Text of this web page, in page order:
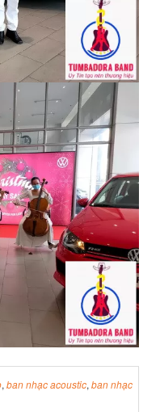
, ban nhạc acoustic, ban nhạc